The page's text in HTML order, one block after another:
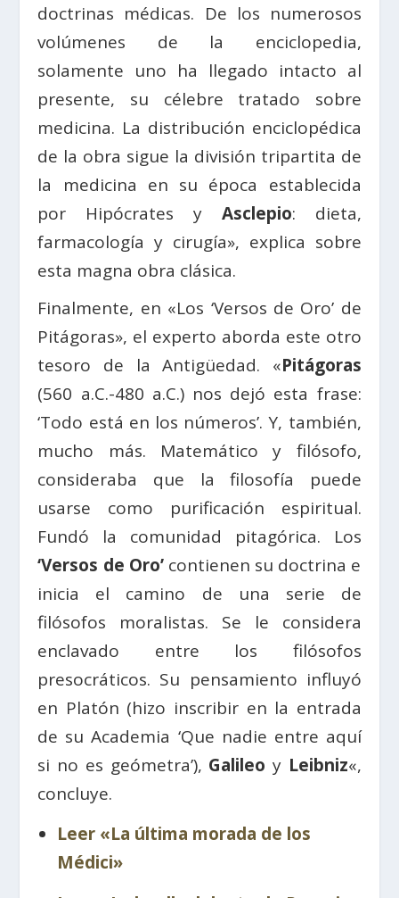
doctrinas médicas. De los numerosos
volúmenes de la enciclopedia,
solamente uno ha llegado intacto al
presente, su célebre tratado sobre
medicina. La distribución enciclopédica
de la obra sigue la división tripartita de
la medicina en su época establecida
por Hipócrates y Asclepio: dieta,
farmacología y cirugía», explica sobre
esta magna obra clásica.
Finalmente, en «Los ‘Versos de Oro’ de
Pitágoras», el experto aborda este otro
tesoro de la Antigüedad. «Pitágoras
(560 a.C.-480 a.C.) nos dejó esta frase:
‘Todo está en los números’. Y, también,
mucho más. Matemático y filósofo,
consideraba que la filosofía puede
usarse como purificación espiritual.
Fundó la comunidad pitagórica. Los
‘Versos de Oro’contienen su doctrina e
inicia el camino de una serie de
filósofos moralistas. Se le considera
enclavado entre los filósofos
presocráticos. Su pensamiento influyó
en Platón (hizo inscribir en la entrada
de su Academia ‘Que nadie entre aquí
si no es geómetra’), Galileo y Leibniz«,
concluye.
Leer «La última morada de los
Médici»